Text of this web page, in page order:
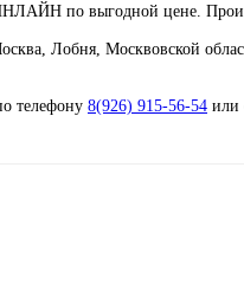
по выгодной цене.
Лобня, Москвовской
телефону 8(926) 915-56-54 или